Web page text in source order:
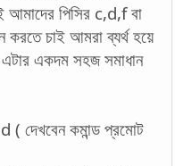
পিসির c,d,f বা
চাই আমরা ব্যর্থ হয়ে
একদম সহজ সমাধান
দেখবেন কমান্ড প্রমোট